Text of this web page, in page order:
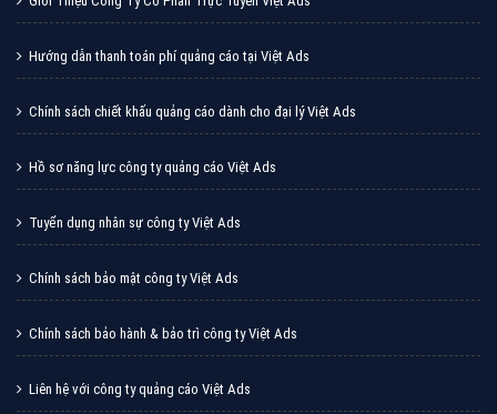
Hướng dẫn thanh toán phí quảng cáo tại Việt Ads
Chính sách chiết khấu quảng cáo dành cho đại lý Việt Ads
Hồ sơ năng lực công ty quảng cáo Việt Ads
Tuyển dụng nhân sự công ty Việt Ads
Chính sách bảo mật công ty Việt Ads
Chính sách bảo hành & bảo trì công ty Việt Ads
Liên hệ với công ty quảng cáo Việt Ads